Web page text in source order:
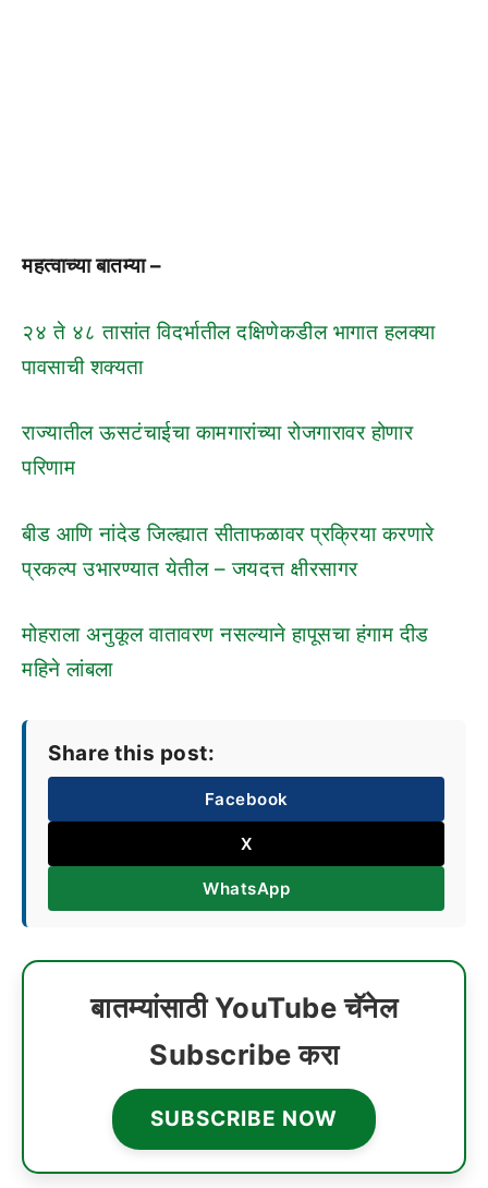
महत्वाच्या बातम्या –
२४ ते ४८ तासांत विदर्भातील दक्षिणेकडील भागात हलक्या
पावसाची शक्यता
राज्यातील ऊसटंचाईचा कामगारांच्या रोजगारावर होणार
परिणाम
बीड आणि नांदेड जिल्ह्यात सीताफळावर प्रक्रिया करणारे
प्रकल्प उभारण्यात येतील – जयदत्त क्षीरसागर
मोहराला अनुकूल वातावरण नसल्याने हापूसचा हंगाम दीड
महिने लांबला
Share this post:
Facebook
X
WhatsApp
बातम्यांसाठी YouTube चॅनेल
Subscribe करा
SUBSCRIBE NOW